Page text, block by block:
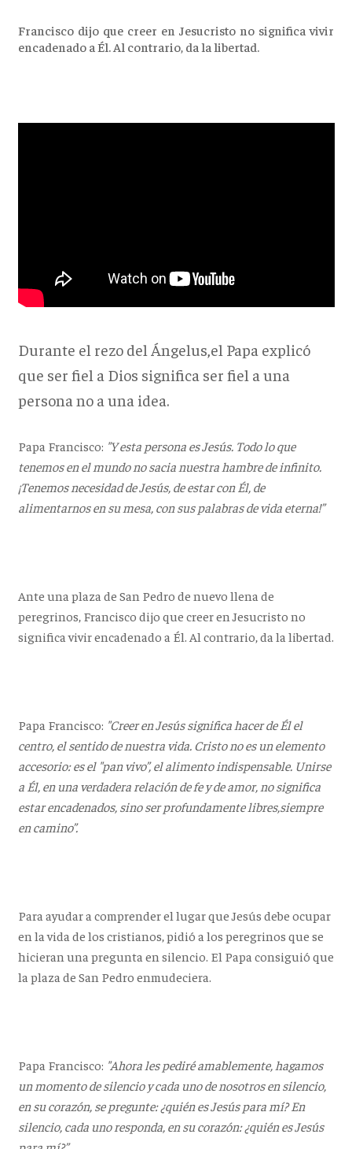
Francisco dijo que creer en Jesucristo no significa vivir
encadenado a Él. Al contrario, da la libertad.
Durante el rezo del Ángelus,el Papa explicó
que ser fiel a Dios significa ser fiel a una
persona no a una idea.
Papa Francisco: "Y esta persona es Jesús. Todo lo que
tenemos en el mundo no sacia nuestra hambre de infinito.
¡Tenemos necesidad de Jesús, de estar con Él, de
alimentarnos en su mesa, con sus palabras de vida eterna!”
Ante una plaza de San Pedro de nuevo llena de
peregrinos, Francisco dijo que creer en Jesucristo no
significa vivir encadenado a Él. Al contrario, da la libertad.
Papa Francisco: "Creeren Jesús significa hacer de Él el
centro, el sentido de nuestra vida. Cristo no es un elemento
accesorio: es el "pan vivo”, el alimento indispensable. Unirse
a Él, en una verdadera relación de fe y de amor, no significa
estar encadenados, sino ser profundamente libres,siempre
en camino”.
Para ayudar a comprender el lugar que Jesús debe ocupar
en la vida de los cristianos, pidió a los peregrinos que se
hicieran una pregunta en silencio. El Papa consiguió que
la plaza de San Pedro enmudeciera.
Papa Francisco: "Ahora les pediré amablemente, hagamos
un momento de silencio y cada uno de nosotros en silencio,
en su corazón, se pregunte: ¿quién es Jesús para mí? En
silencio, cada uno responda, en su corazón: ¿quién es Jesús